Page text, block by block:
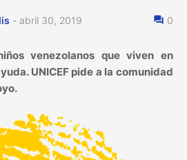
- abril 30, 2019 0
venezolanos que viven en
UNICEF pide a la comunidad